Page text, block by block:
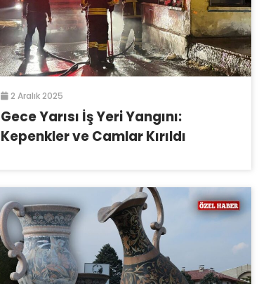
2 Aralık 2025
Gece Yarısı İş Yeri Yangını:
Kepenkler ve Camlar Kırıldı